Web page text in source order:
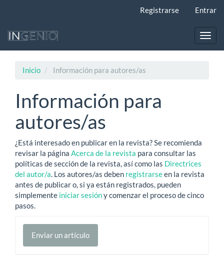
principal
Registrarse Entrar
Inicio Información para autores/as
Información para
autores/as
¿Está interesado en publicar en la revista? Se recomienda
revisar la página Acerca de la revista para consultar las
políticas de sección de la revista, así como las Directrices
del autor/a . Los autores/as deben registrarseen la revista
antes de publicar o, si ya están registrados, pueden
simplemente iniciar sesióny comenzar el proceso de cinco
pasos.
Enviar
unEnviar un artículo